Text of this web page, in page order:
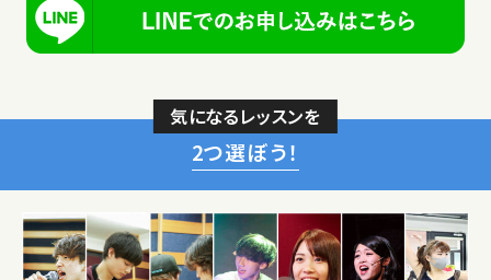
気になるレッスンを
2つ選ぼう！